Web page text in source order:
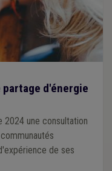
d'énergie
2024 une consultation
de ses